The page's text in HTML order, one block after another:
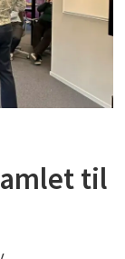
til